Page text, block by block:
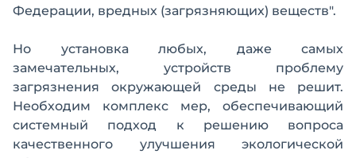
Федерации, вредных (загрязняющих) веществ".
Но установка любых, даже самых
замечательных, устройств проблему
загрязнения окружающей среды не решит.
Необходим комплекс мер, обеспечивающий
системный подход к решению вопроса
качественного улучшения экологической